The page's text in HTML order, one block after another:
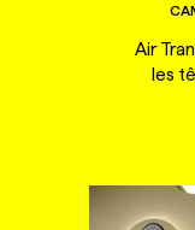
Air
les